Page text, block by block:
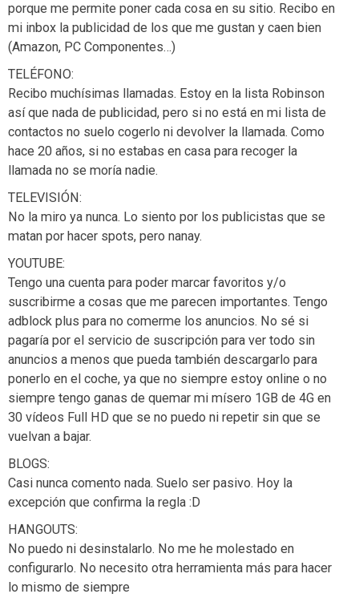
porque me permite poner cada cosa en su sitio. Recibo en
mi inbox la publicidad de los que me gustan y caen bien
(Amazon, PC Componentes…)
TELÉFONO:
Recibo muchísimas llamadas. Estoy en la lista Robinson
así que nada de publicidad, pero si no está en mi lista de
contactos no suelo cogerlo ni devolver la llamada. Como
hace 20 años, si no estabas en casa para recoger la
llamada no se moría nadie.
TELEVISIÓN:
No la miro ya nunca. Lo siento por los publicistas que se
matan por hacer spots, pero nanay.
YOUTUBE:
Tengo una cuenta para poder marcar favoritos y/o
suscribirme a cosas que me parecen importantes. Tengo
adblock plus para no comerme los anuncios. No sé si
pagaría por el servicio de suscripción para ver todo sin
anuncios a menos que pueda también descargarlo para
ponerlo en el coche, ya que no siempre estoy online o no
siempre tengo ganas de quemar mi mísero 1GB de 4G en
30 vídeos Full HD que se no puedo ni repetir sin que se
vuelvan a bajar.
BLOGS:
Casi nunca comento nada. Suelo ser pasivo. Hoy la
excepción que confirma la regla :D
HANGOUTS:
No puedo ni desinstalarlo. No me he molestado en
configurarlo. No necesito otra herramienta más para hacer
lo mismo de siempre